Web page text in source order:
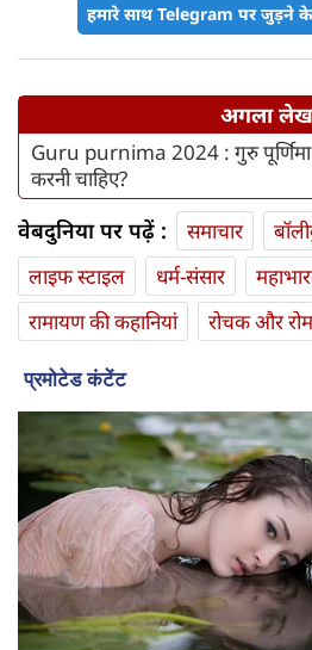
हमारे साथ Telegram पर जुड़ने
अगला लेख
Guru purnima 2024 : गुरु पूर्णिमा
करनी चाहिए?
वेबदुनिया पर पढ़ें : समाचार
लाइफ स्‍टाइल
धर्म-संसार
रामायण की कहानियां
रोचक और